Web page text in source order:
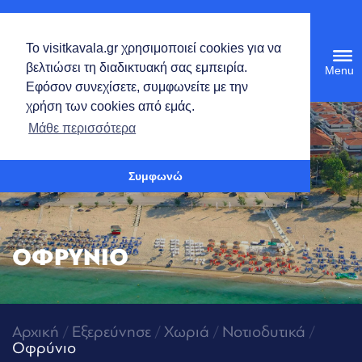
Ανοίξτε τη γραμμή εργαλείων
Το visitkavala.gr χρησιμοποιεί cookies για να
βελτιώσει τη διαδικτυακή σας εμπειρία.
Εφόσον συνεχίσετε, συμφωνείτε με την
χρήση των cookies από εμάς.
Μάθε περισσότερα
Συμφωνώ
ΟΦΡΥΝΙΟ
Αρχική / Εξερεύνησε / Χωριά / Νοτιοδυτικά /
Οφρύνιο